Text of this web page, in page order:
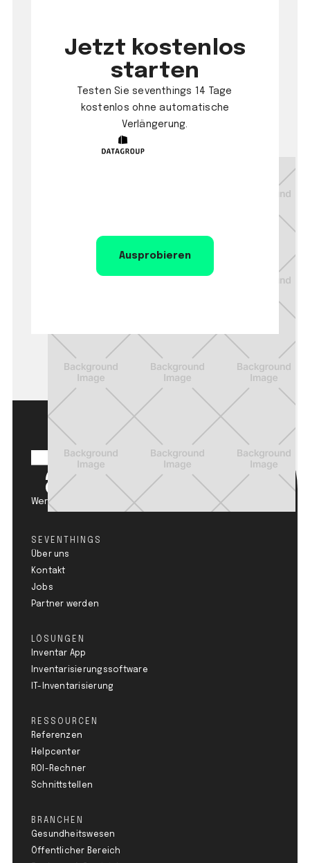
Jetzt kostenlos
starten
Testen Sie seventhings 14 Tage
kostenlos ohne automatische
Verlängerung.
Ausprobieren
Werden Sie zum Circular Champion.
SEVENTHINGS
Über uns
Kontakt
Jobs
Partner werden
LÖSUNGEN
Inventar App
Inventarisierungssoftware
IT-Inventarisierung
RESSOURCEN
Referenzen
Helpcenter
ROI-Rechner
Schnittstellen
BRANCHEN
Gesundheitswesen
Öffentlicher Bereich